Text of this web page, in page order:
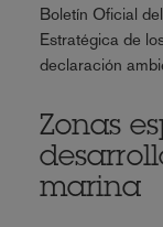
Boletín Oficial
Estratégica de
declaración
Zonas
marina